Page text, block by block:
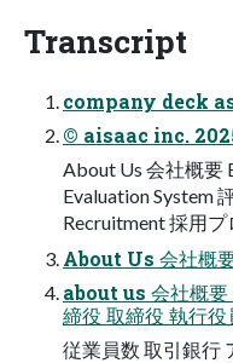
Transcript
company deck
© aisaac inc.
About Us 会社概要
Evaluation System
Recruitment 採用プ
About Us 会社概
about us 会社概要
締役 取締役 執行役
従業員数 取引銀行